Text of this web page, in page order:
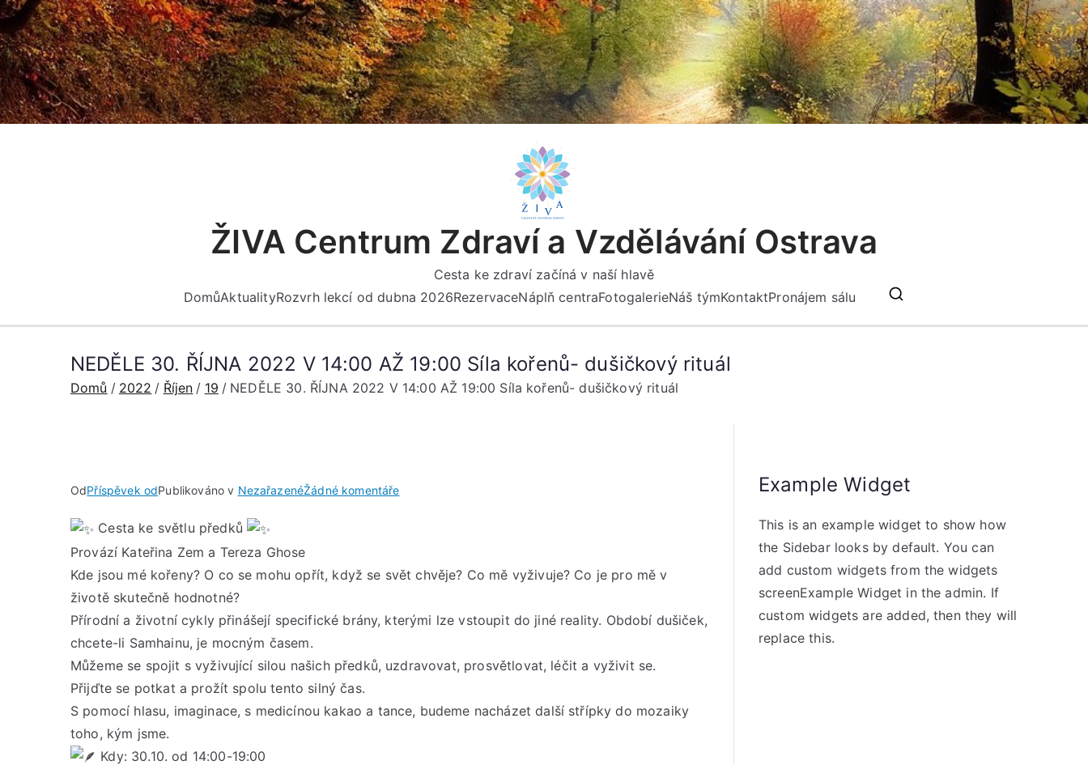
Přeskočit
na
obsah
ŽIVA Centrum Zdraví a Vzdělávání Ostrava
Cesta ke zdraví začíná v naší hlavě
DomůAktualityRozvrh lekcí od dubna 2026RezervaceNáplň centraFotogalerieNáš týmKontaktPronájem sálu
NEDĚLE 30. ŘÍJNA 2022 V 14:00 AŽ 19:00 Síla kořenů- dušičkový rituál
Domů 2022 Říjen 19 NEDĚLE 30. ŘÍJNA 2022 V 14:00 AŽ 19:00 Síla kořenů- dušičkový rituál
OdPříspěvek odPublikováno v NezařazenéŽádné komentářeu
2022
AŽ
Síla
dušičkový
Cesta ke světlu předků
Provází Kateřina Zem a Tereza Ghose
Kde jsou mé kořeny? O co se mohu opřít, když se svět chvěje? Co mě vyživuje? Co je pro mě v
životě skutečně hodnotné?
Přírodní a životní cykly přinášejí specifické brány, kterými lze vstoupit do jiné reality. Období dušiček,
chcete-li Samhainu, je mocným časem.
Můžeme se spojit s vyživující silou našich předků, uzdravovat, prosvětlovat, léčit a vyživit se.
Přijďte se potkat a prožít spolu tento silný čas.
S pomocí hlasu, imaginace, s medicínou kakao a tance, budeme nacházet další střípky do mozaiky
toho, kým jsme.
Kdy: 30.10. od 14:00-19:00
Example Widget
This is an example widget to show how
the Sidebar looks by default. You can
add custom widgets from the widgets
screenExample Widget in the admin. If
custom widgets are added, then they will
replace this.